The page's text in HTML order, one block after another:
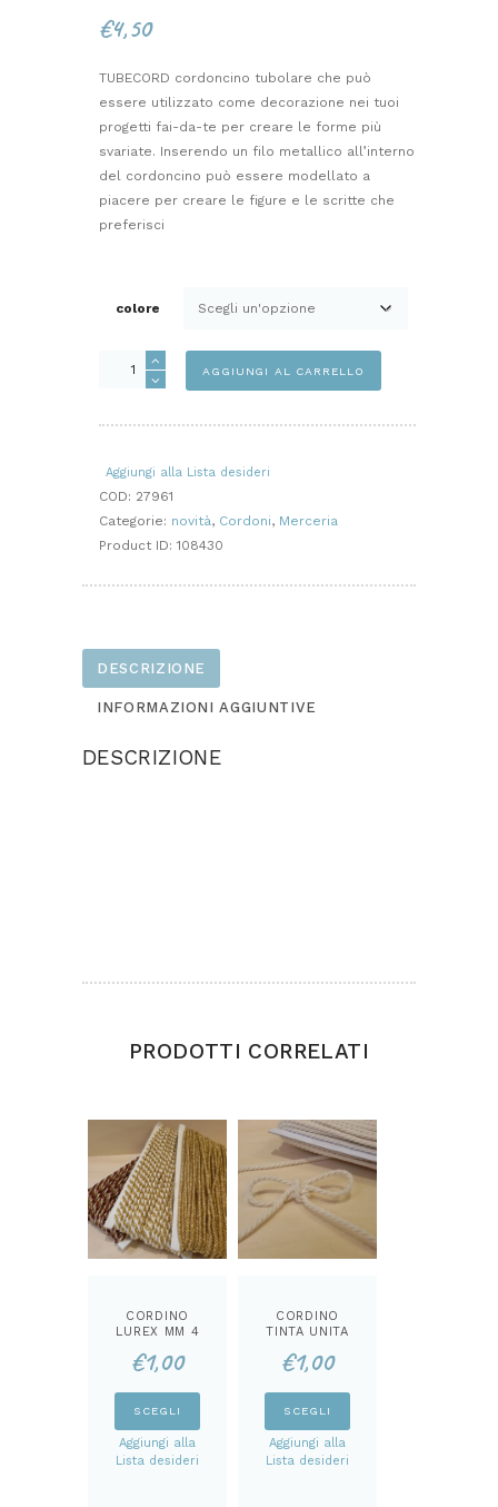
€4,50
TUBECORD cordoncino tubolare che può
essere utilizzato come decorazione nei tuoi
progetti fai-da-te per creare le forme più
svariate. Inserendo un filo metallico all’interno
del cordoncino può essere modellato a
piacere per creare le figure e le scritte che
preferisci
colore
CORDONE
TUBECORD
AGGIUNGI AL CARRELLO
Aggiungi alla Lista desideri
COD: 27961
Categorie: novità, Cordoni, Merceria
Product ID: 108430
DESCRIZIONE
INFORMAZIONI AGGIUNTIVE
DESCRIZIONE
PRODOTTI CORRELATI
CORDINO
LUREX MM 4
€1,00
SCEGLI
Aggiungi alla
Lista desideri
CORDINO
TINTA UNITA
€1,00
SCEGLI
Aggiungi alla
Lista desideri